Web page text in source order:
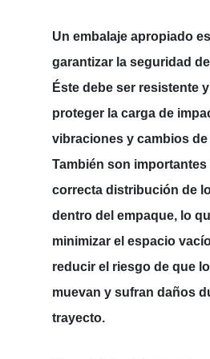
Un embalaje apropiado
garantizar la seguridad
Éste debe ser resistente
proteger la carga de
vibraciones y cambios
También son importantes
correcta distribución de
dentro del empaque, lo
minimizar el espacio
reducir el riesgo de que
muevan y sufran daños
trayecto.